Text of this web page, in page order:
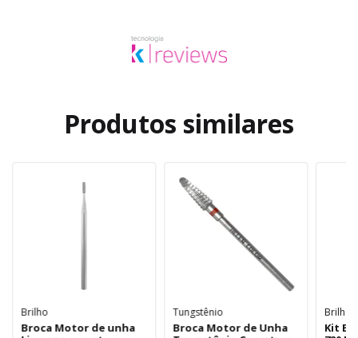
Produtos similares
Brilho
Broca Motor de unha
Tungstênio
Broca Motor de Unha
Brilho
Kit